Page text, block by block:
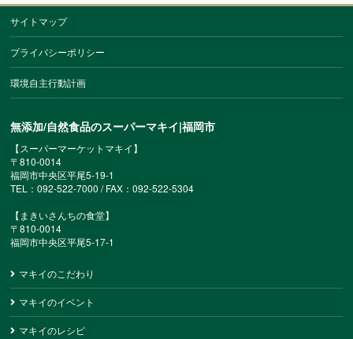
サイトマップ
プライバシーポリシー
環境自主行動計画
無添加/自然食品のスーパーマキイ|福岡市
【スーパーマーケットマキイ】
〒810-0014
福岡市中央区平尾5-19-1
TEL：092-522-7000 / FAX：092-522-5304
【まきいさんちの食堂】
〒810-0014
福岡市中央区平尾5-17-1
マキイのこだわり
マキイのイベント
マキイのレシピ